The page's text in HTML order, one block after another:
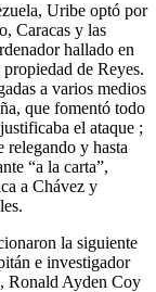
Uribe optó por
Caracas y las
hallado en
de Reyes.
a varios medios
que fomentó todo
el ataque ;
relegando y hasta
“a la carta”,
a Chávez y
la siguiente
e investigador
Ronald Ayden Coy